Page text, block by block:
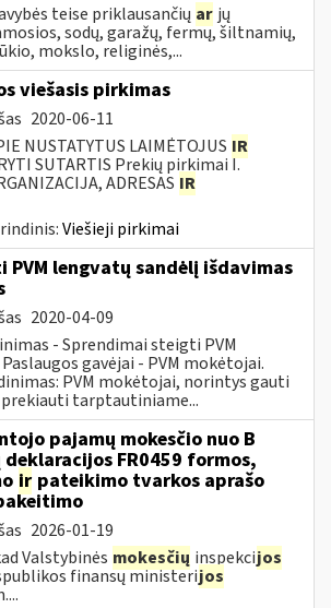
teise priklausančių ar jų
sodų, garažų, fermų, šiltnamių,
mokslo, religinės,...
viešasis pirkimas
2020-06-11
NUSTATYTUS LAIMĖTOJUS IR
SUTARTIS Prekių pirkimai I.
ADRESAS IR
Viešieji pirkimai
PVM lengvatų sandėlį išdavimas
2020-04-09
- Sprendimai steigti PVM
gavėjai - PVM mokėtojai.
PVM mokėtojai, norintys gauti
tarptautiniame...
pajamų mokesčio nuo B
FR0459 formos,
ir pateikimo tvarkos aprašo
2026-01-19
Valstybinės mokesčių inspekcijos
finansų ministerijos